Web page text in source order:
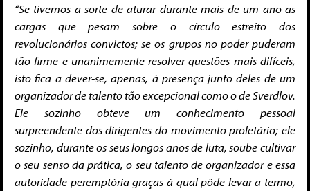
“Se tivemos a sorte de aturar durante mais de um ano as
cargas que pesam sobre o círculo estreito dos
revolucionários convictos; se os grupos no poder puderam
tão firme e unanimemente resolver questões mais difíceis,
isto fica a dever-se, apenas, à presença junto deles de um
organizador de talento tão excepcional como o de Sverdlov.
Ele sozinho obteve um conhecimento pessoal
surpreendente dos dirigentes do movimento proletário; ele
sozinho, durante os seus longos anos de luta, soube cultivar
o seu senso da prática, o seu talento de organizador e essa
autoridade peremptória graças à qual pôde levar a termo,